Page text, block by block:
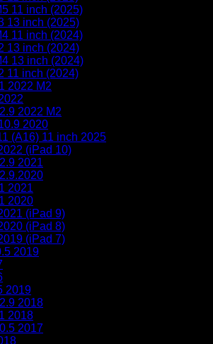
giỏ hàng.
11 inch (2025)
13 inch (2025)
11 inch (2024)
13 inch (2024)
13 inch (2024)
11 inch (2024)
2022 M2
2022 M2
2020
(A16) 11 inch 2025
(iPad 10)
2021
2021
2020
(iPad 9)
(iPad 8)
(iPad 7)
2019
2019
2018
2018
2017